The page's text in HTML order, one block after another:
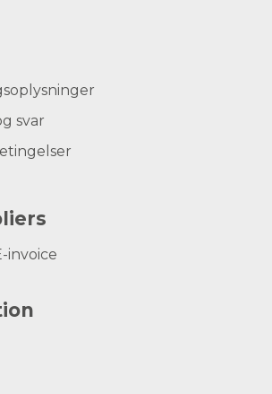
svar
invoice